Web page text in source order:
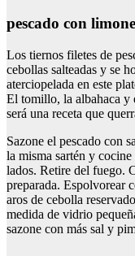
pescado con
Los tiernos filetes de
cebollas salteadas y se
aterciopelada en este
El tomillo, la albahaca y
será una receta que
Sazone el pescado con
la misma sartén y
lados. Retire del fuego.
preparada. Espolvorear
aros de cebolla
medida de vidrio
sazone con más sal y